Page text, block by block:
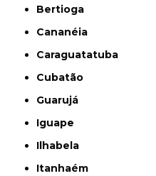
Bertioga
Cananéia
Caraguatatuba
Cubatão
Guarujá
Iguape
Ilhabela
Itanhaém